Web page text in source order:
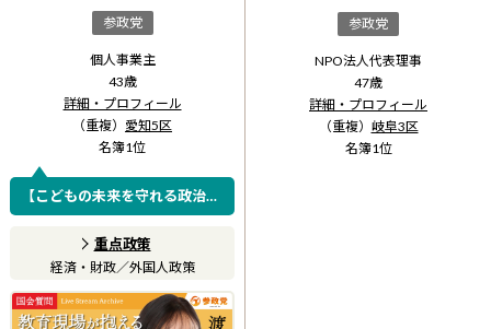
参政党
個人事業主
43歳
詳細・プロフィール
（重複） 愛知5区
名簿1位
【こどもの未来を守れる政治
を】
重点政策
経済・財政／外国人政策
参政党
NPO法人代表理事
47歳
詳細・プロフィール
（重複） 岐阜3区
名簿1位